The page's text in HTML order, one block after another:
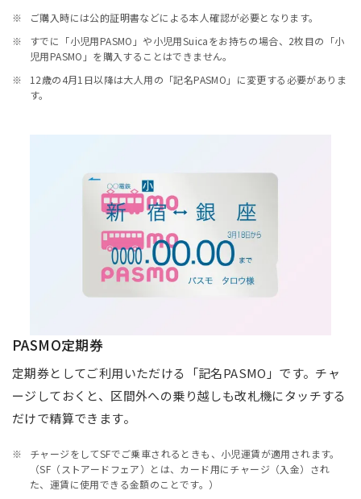
ご購入時には公的証明書などによる本人確認が必要となります。
すでに「小児用PASMO」や小児用Suicaをお持ちの場合、2枚目の「小
児用PASMO」を購入することはできません。
12歳の4月1日以降は大人用の「記名PASMO」に変更する必要がありま
す。
PASMO定期券
定期券としてご利用いただける「記名PASMO」です。チャ
ージしておくと、区間外への乗り越しも改札機にタッチする
だけで精算できます。
チャージをしてSFでご乗車されるときも、小児運賃が適用されます。
（SF（ストアードフェア）とは、カード用にチャージ（入金）され
た、運賃に使用できる金額のことです。）